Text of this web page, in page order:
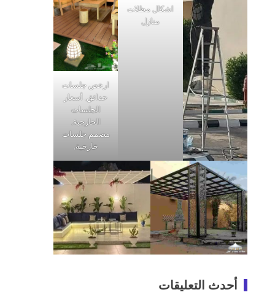
اشكال مظلات
منازل
ارخص جلسات
حدائق, أسعار
الجلسات
الخارجية,
مصمم جلسات
خارجية,
أحدث التعليقات